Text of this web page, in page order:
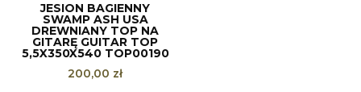
JESION BAGIENNY
SWAMP ASH USA
DREWNIANY TOP NA
GITARĘ GUITAR TOP
5,5X350X540 TOP00190
Cena
200,00 zł